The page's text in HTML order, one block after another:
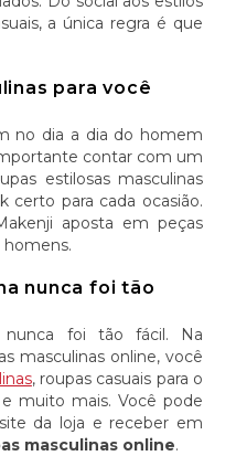
a única regra é que
para você
no dia a dia do homem
contar com um
estilosas masculinas
para cada ocasião.
aposta em peças
homens.
nunca foi tão
nunca foi tão fácil. Na
masculinas online, você
, roupas casuais para o
muito mais. Você pode
da loja e receber em
masculinas online.